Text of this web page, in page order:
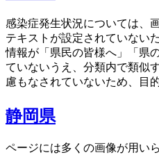
感染症発生状況については、
テキストが設定されていない
情報が「県民の皆様へ」「県
ていないうえ、分類内で類似
慮もなされていないため、目
静岡県
ページには多くの画像が用い